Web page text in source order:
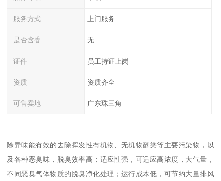
服务方式 上门服务
是否含香 无
证件 员工持证上岗
资质 资质齐全
可售卖地 广东珠三角
除异味能有效的去除挥发性有机物、无机物醇类等主要污染物，以
及各种恶臭味，脱臭效率高；适应性强，可适应高浓度，大气量，
不同恶臭气体物质的脱臭净化处理；运行成本低，可节约大量排风